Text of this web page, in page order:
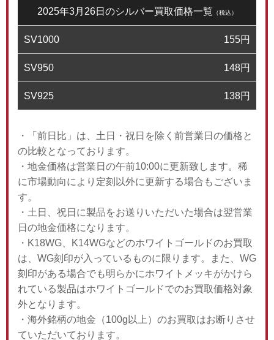
2025年3月26日のシルバー買取価格一覧 （税込）
SV1000 155円
SV950 148円
SV925 138円
・「前日比」は、土日・祝日を除く前営業日の価格と
の比較となっております。
・地金価格は営業日の午前10:00に更新致します。稀
に市場動向により定刻以外に更新する場合もございま
す。
・土日、祝日に製品をお送りいただいた場合は翌営業
日の地金価格になります。
・K18WG、K14WGなどのホワイトゴールドのお買取
は、WG刻印が入っているものに限ります。また、WG
刻印がある場合でも明らかにホワイトメッキがかけら
れている製品はホワイトゴールドでのお買取価格対象
外となります。
・海外銘柄の地金（100g以上）のお買取はお断りさせ
ていただいております。